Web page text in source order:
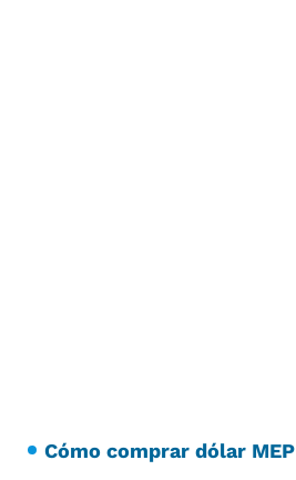
Cómo comprar dólar MEP